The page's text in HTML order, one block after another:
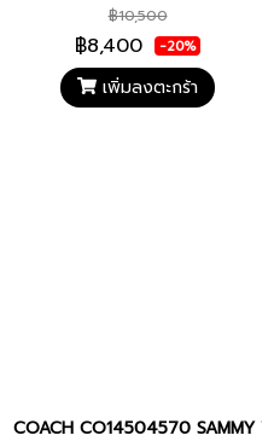
฿10,500
฿8,400 -20%
เพิ่มลงตะกร้า
watch นาฬิกา นาฬิกาข้อมือ
COACH CO14504570 SAMMY